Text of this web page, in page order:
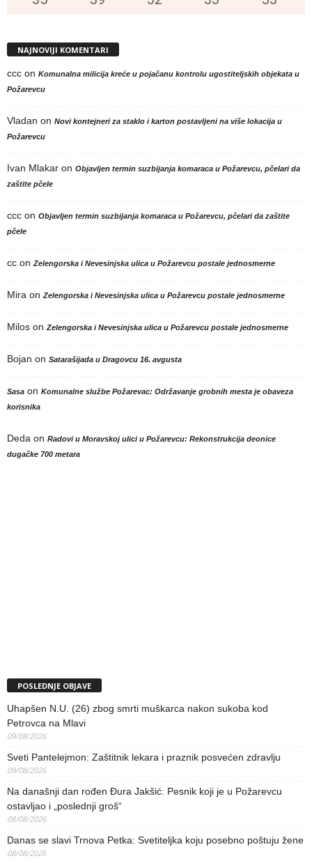
NAJNOVIJI KOMENTARI
ccc on Komunalna milicija kreće u pojačanu kontrolu ugostiteljskih objekata u
Požarevcu
Vladan on Novi kontejneri za staklo i karton postavljeni na više lokacija u
Požarevcu
Ivan Mlakar on Objavljen termin suzbijanja komaraca u Požarevcu, pčelari da
zaštite pčele
ccc on Objavljen termin suzbijanja komaraca u Požarevcu, pčelari da zaštite
pčele
cc on Zelengorska i Nevesinjska ulica u Požarevcu postale jednosmerne
Mira on Zelengorska i Nevesinjska ulica u Požarevcu postale jednosmerne
Milos on Zelengorska i Nevesinjska ulica u Požarevcu postale jednosmerne
Bojan on Satarašijada u Dragovcu 16. avgusta
Sasa on Komunalne službe Požarevac: Održavanje grobnih mesta je obaveza
korisnika
Deda on Radovi u Moravskoj ulici u Požarevcu: Rekonstrukcija deonice
dugačke 700 metara
POSLEDNJE OBJAVE
Uhapšen N.U. (26) zbog smrti muškarca nakon sukoba kod
Petrovca na Mlavi
09/08/2026
Sveti Pantelejmon: Zaštitnik lekara i praznik posvećen zdravlju
09/08/2026
Na današnji dan rođen Đura Jakšić: Pesnik koji je u Požarevcu
ostavljao i „poslednji groš“
08/08/2026
Danas se slavi Trnova Petka: Svetiteljka koju posebno poštuju žene
08/08/2026